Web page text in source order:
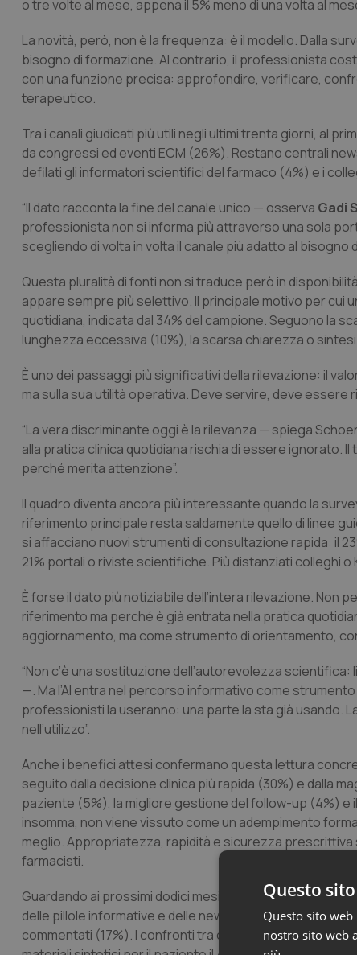
o tre volte al mese, appena il 5% meno di una volta al
La novità, però, non è la frequenza: è il modello. Dalla
bisogno di formazione. Al contrario, il professionista
con una funzione precisa: approfondire, verificare,
terapeutico.
Tra i canali giudicati più utili negli ultimi trenta giorni, al
da congressi ed eventi ECM (26%). Restano centrali
defilati gli informatori scientifici del farmaco (4%) e i
“Il dato racconta la fine del canale unico — osserva Gadi
professionista non si informa più attraverso una sola
scegliendo di volta in volta il canale più adatto al bisogno
Questa pluralità di fonti non si traduce però in
appare sempre più selettivo. Il principale motivo per cui
quotidiana, indicata dal 34% del campione. Seguono la
lunghezza eccessiva (10%), la scarsa chiarezza o
È uno dei passaggi più significativi della rilevazione: il
ma sulla sua utilità operativa. Deve servire, deve
“La vera discriminante oggi è la rilevanza — spiega
alla pratica clinica quotidiana rischia di essere ignorato.
perché merita attenzione”.
Il quadro diventa ancora più interessante quando la
riferimento principale resta saldamente quello di linee
si affacciano nuovi strumenti di consultazione rapida: il
21% portali o riviste scientifiche. Più distanziati colleghi o
È forse il dato più notiziabile dell’intera rilevazione. Non
riferimento ma perché è già entrata nella pratica
aggiornamento, ma come strumento di orientamento,
“Non c’è una sostituzione dell’autorevolezza
—. Ma l’AI entra nel percorso informativo come
professionisti la useranno: una parte la sta già usando.
nell’utilizzo”.
Anche i benefici attesi confermano questa lettura
seguito dalla decisione clinica più rapida (30%) e dalla
paziente (5%), la migliore gestione del follow-up (4%) e
insomma, non viene vissuto come un adempimento
meglio. Appropriatezza, rapidità e sicurezza
farmacisti.
Guardando ai prossimi dodici mesi, la richiesta è netta:
delle pillole informative e delle news scientifiche brevi
commentati (17%). I confronti tra opzioni terapeutiche
Questo
Questo sito
nostro sito web